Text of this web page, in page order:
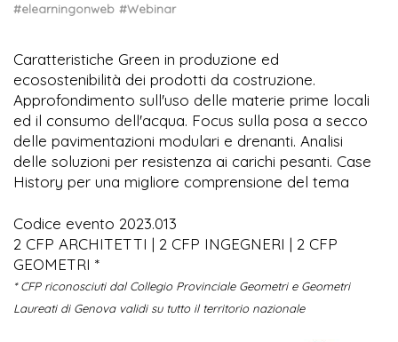
#elearningonweb #Webinar
Caratteristiche Green in produzione ed
ecosostenibilità dei prodotti da costruzione.
Approfondimento sull'uso delle materie prime locali
ed il consumo dell'acqua. Focus sulla posa a secco
delle pavimentazioni modulari e drenanti. Analisi
delle soluzioni per resistenza ai carichi pesanti. Case
History per una migliore comprensione del tema
Codice evento 2023.013
2 CFP ARCHITETTI | 2 CFP INGEGNERI | 2 CFP
GEOMETRI *
* CFP riconosciuti dal Collegio Provinciale Geometri e Geometri
Laureati di Genova validi su tutto il territorio nazionale